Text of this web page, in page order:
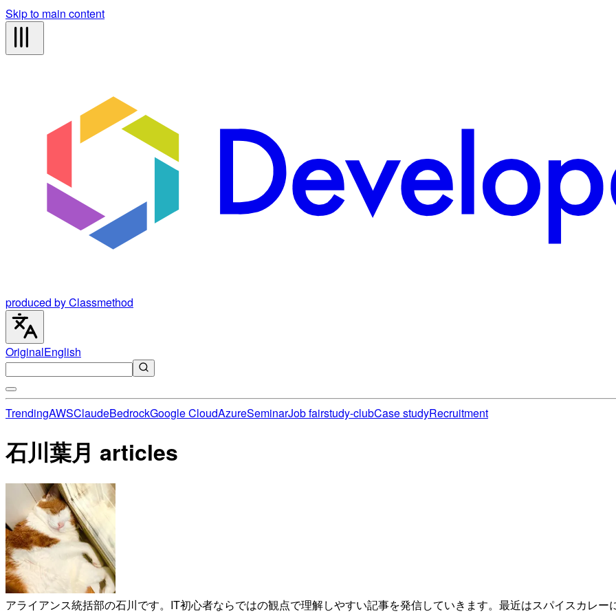
Skip to main content
produced by Classmethod
OriginalEnglish
TrendingAWSClaudeBedrockGoogle CloudAzureSeminarJob fairstudy-clubCase studyRecruitment
石川葉月 articles
アライアンス統括部の石川です。IT初心者ならではの観点で理解しやすい記事を発信していきます。最近はスパイスカレー